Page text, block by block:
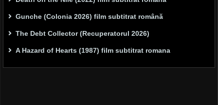
Gunche (Colonia 2026) film subtitrat română
The Debt Collector (Recuperatorul 2026)
A Hazard of Hearts (1987) film subtitrat romana